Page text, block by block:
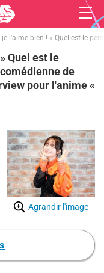
je l'aime bien ! » Quel est le
Quel est le
de
pour l'anime «
Agrandir l'image